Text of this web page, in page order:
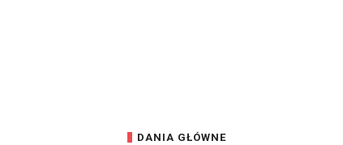
DANIA GŁÓWNE